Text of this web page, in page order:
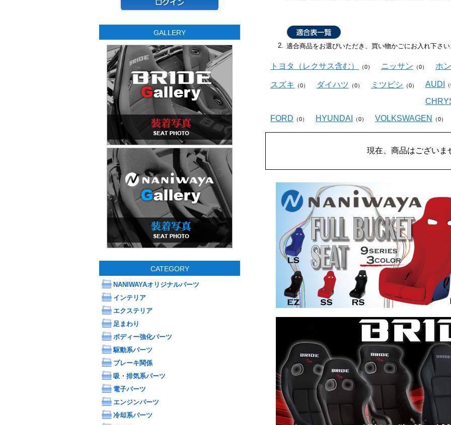
GALLERY
CATEGORY
NANIWAYAオリジナルパーツ
インテリア
エクステリア
足まわり
ボディー強化パーツ
駆動系パーツ
ブレーキ関係
吸・排気系パーツ
電子パーツ
エンジンパーツ
冷却系パーツ
2. 適合商品をお選びいただき、買い物かごにお入れ下さ
トヨタ（レクサス含む） （0） ニッサン （0） ホ
スズキ （0） ダイハツ （0） ミツビシ （0） AUDI
FORD （0） HYUNDAI （0） VOLKSWAGEN （0）
現在、商品はございま